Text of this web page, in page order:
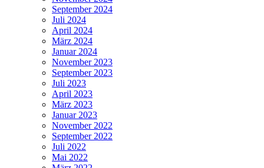
September 2024
Juli 2024
April 2024
März 2024
Januar 2024
November 2023
September 2023
Juli 2023
April 2023
März 2023
Januar 2023
November 2022
September 2022
Juli 2022
Mai 2022